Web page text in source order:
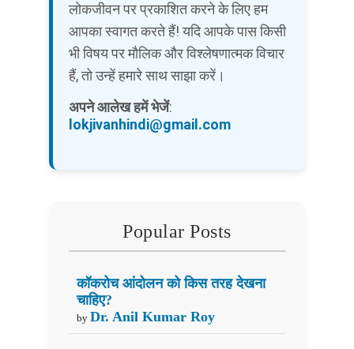
लोकजीवन पर प्रकाशित करने के लिए हम
आपका स्वागत करते हैं! यदि आपके पास किसी
भी विषय पर मौलिक और विश्लेषणात्मक विचार
हैं, तो उन्हें हमारे साथ साझा करें।
अपने आलेख हमें भेजें:
lokjivanhindi@gmail.com
Popular Posts
कॉकरोच आंदोलन को किस तरह देखना
चाहिए?
by Dr. Anil Kumar Roy